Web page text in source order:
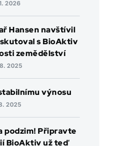
2026
Hansen navštívil
s BioAktiv
zemědělství
2025
výnosu
2025
podzim! Připravte
BioAktiv už teď